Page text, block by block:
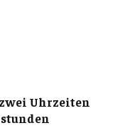
Uhrzeiten